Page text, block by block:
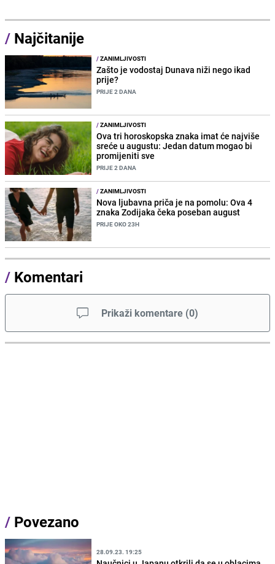
/ Najčitanije
/ZANIMLJIVOSTI
Zašto je vodostaj Dunava niži nego ikad
prije?
PRIJE 2 DANA
/ZANIMLJIVOSTI
Ova tri horoskopska znaka imat će najviše
sreće u augustu: Jedan datum mogao bi
promijeniti sve
PRIJE 2 DANA
/ZANIMLJIVOSTI
Nova ljubavna priča je na pomolu: Ova 4
znaka Zodijaka čeka poseban august
PRIJE OKO 23H
/ Komentari
Prikaži komentare (0)
/ Povezano
28.09.23. 19:25